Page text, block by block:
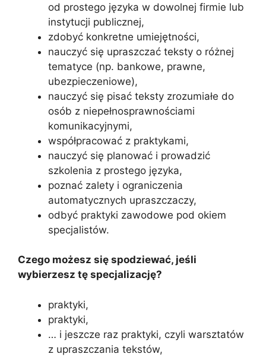
od prostego języka w dowolnej firmie lub
instytucji publicznej,
zdobyć konkretne umiejętności,
nauczyć się upraszczać teksty o różnej
tematyce (np. bankowe, prawne,
ubezpieczeniowe),
nauczyć się pisać teksty zrozumiałe do
osób z niepełnosprawnościami
komunikacyjnymi,
współpracować z praktykami,
nauczyć się planować i prowadzić
szkolenia z prostego języka,
poznać zalety i ograniczenia
automatycznych upraszczaczy,
odbyć praktyki zawodowe pod okiem
specjalistów.
Czego możesz się spodziewać, jeśli
wybierzesz tę specjalizację?
praktyki,
praktyki,
… i jeszcze raz praktyki, czyli warsztatów
z upraszczania tekstów,